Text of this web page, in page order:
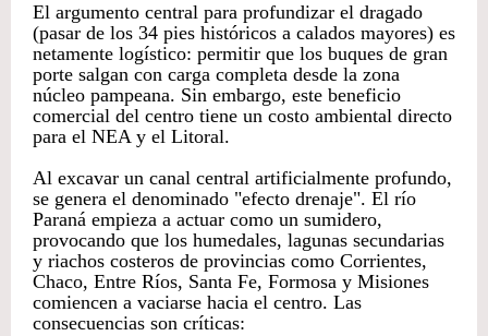
El argumento central para profundizar el dragado
(pasar de los 34 pies históricos a calados mayores) es
netamente logístico: permitir que los buques de gran
porte salgan con carga completa desde la zona
núcleo pampeana. Sin embargo, este beneficio
comercial del centro tiene un costo ambiental directo
para el NEA y el Litoral.
Al excavar un canal central artificialmente profundo,
se genera el denominado "efecto drenaje". El río
Paraná empieza a actuar como un sumidero,
provocando que los humedales, lagunas secundarias
y riachos costeros de provincias como Corrientes,
Chaco, Entre Ríos, Santa Fe, Formosa y Misiones
comiencen a vaciarse hacia el centro. Las
consecuencias son críticas: